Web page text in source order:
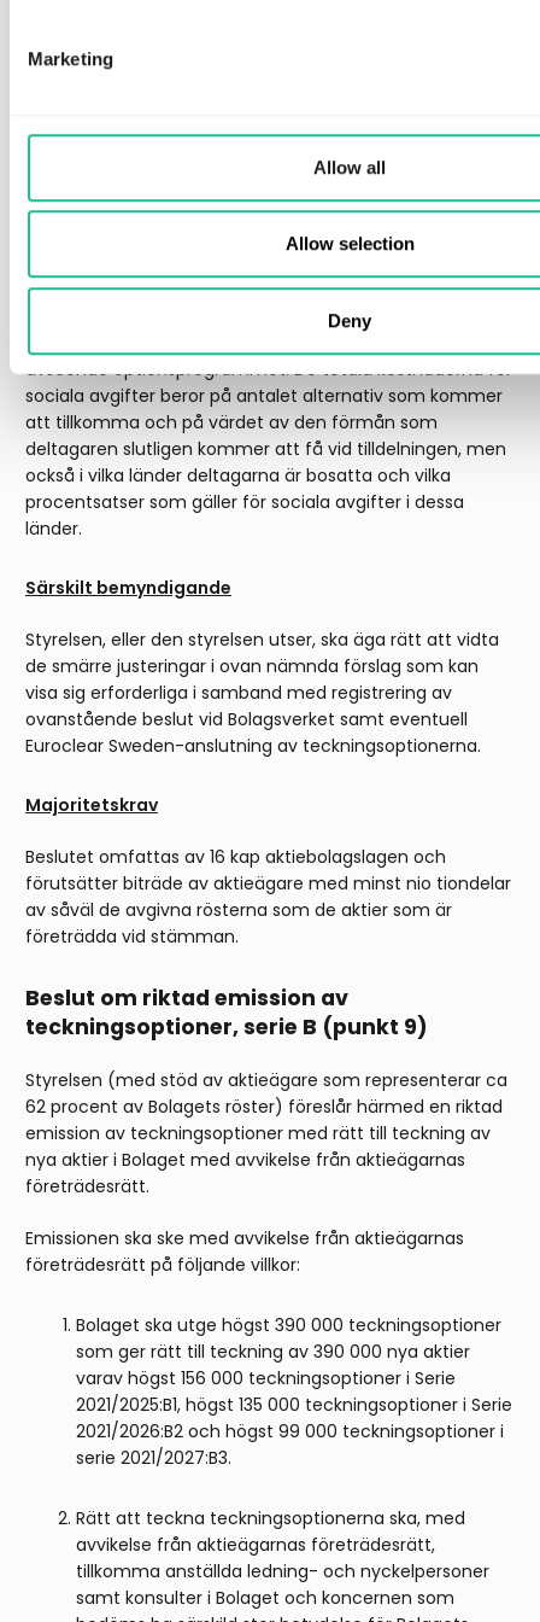
Marketing
Allow all
Allow selection
Deny
Övriga utestående teckningsoptioner
Då teckningsoptionerna emitteras vederlagsfritt är det
komma att uppstå för deltagaren och Bolaget till följd av
optionsprogrammet utöver vissa begränsade kostnader i
avseende optionsprogrammet. De totala kostnaderna för
sociala avgifter beror på antalet alternativ som kommer
att tillkomma och på värdet av den förmån som
deltagaren slutligen kommer att få vid tilldelningen, men
också i vilka länder deltagarna är bosatta och vilka
procentsatser som gäller för sociala avgifter i dessa
länder.
Särskilt bemyndigande
Styrelsen, eller den styrelsen utser, ska äga rätt att vidta
de smärre justeringar i ovan nämnda förslag som kan
visa sig erforderliga i samband med registrering av
ovanstående beslut vid Bolagsverket samt eventuell
Euroclear Sweden-anslutning av teckningsoptionerna.
Majoritetskrav
Beslutet omfattas av 16 kap aktiebolagslagen och
förutsätter biträde av aktieägare med minst nio tiondelar
av såväl de avgivna rösterna som de aktier som är
företrädda vid stämman.
Beslut om riktad emission av
teckningsoptioner, serie B (punkt 9)
Styrelsen (med stöd av aktieägare som representerar ca
62 procent av Bolagets röster) föreslår härmed en riktad
emission av teckningsoptioner med rätt till teckning av
nya aktier i Bolaget med avvikelse från aktieägarnas
företrädesrätt.
Emissionen ska ske med avvikelse från aktieägarnas
företrädesrätt på följande villkor:
Bolaget ska utge högst 390 000 teckningsoptioner
som ger rätt till teckning av 390 000 nya aktier
varav högst 156 000 teckningsoptioner i Serie
2021/2025:B1, högst 135 000 teckningsoptioner i Serie
2021/2026:B2 och högst 99 000 teckningsoptioner i
serie 2021/2027:B3.
Rätt att teckna teckningsoptionerna ska, med
avvikelse från aktieägarnas företrädesrätt,
tillkomma anställda ledning- och nyckelpersoner
samt konsulter i Bolaget och koncernen som